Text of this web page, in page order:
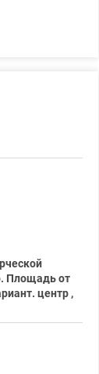
Площадь от
центр ,